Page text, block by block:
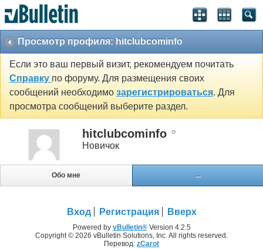
Просмотр профиля: hitclubcominfo
Если это ваш первый визит, рекомендуем почитать
Справку по форуму. Для размещения своих
сообщений необходимо зарегистрироваться. Для
просмотра сообщений выберите раздел.
hitclubcominfo
Новичок
Обо мне ...
Вход Регистрация Вверх
Powered by vBulletin®Version 4.2.5
Copyright © 2026 vBulletin Solutions, Inc. All rights reserved.
Перевод: zCarot